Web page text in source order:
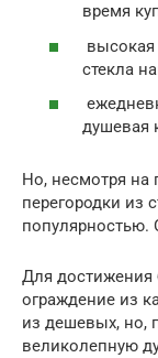
время
высокая
стекла
душевая
Но, несмотря на
перегородки из
популярностью.
Для достижения
ограждение из
из дешевых, но,
великолепную